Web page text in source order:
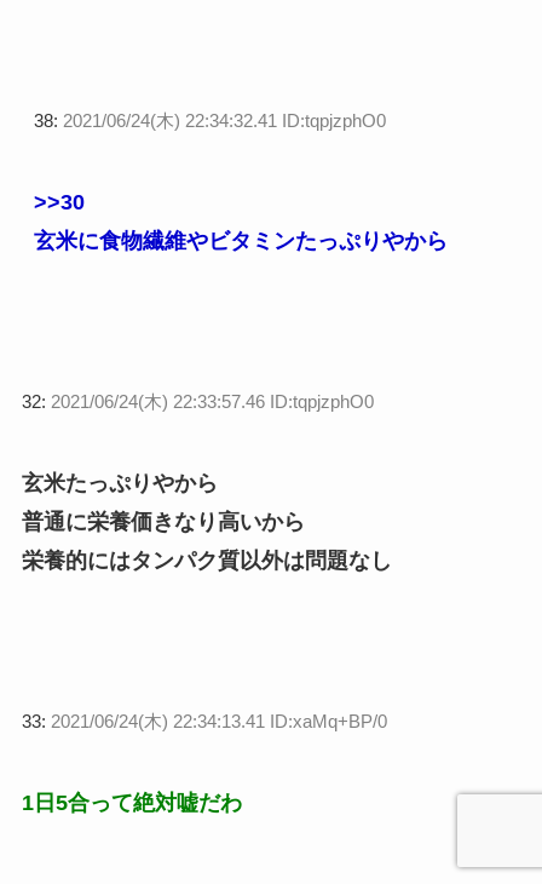
38: 2021/06/24(木) 22:34:32.41 ID:tqpjzphO0
>>30
玄米に食物繊維やビタミンたっぷりやから
32: 2021/06/24(木) 22:33:57.46 ID:tqpjzphO0
玄米たっぷりやから
普通に栄養価きなり高いから
栄養的にはタンパク質以外は問題なし
33: 2021/06/24(木) 22:34:13.41 ID:xaMq+BP/0
1日5合って絶対嘘だわ